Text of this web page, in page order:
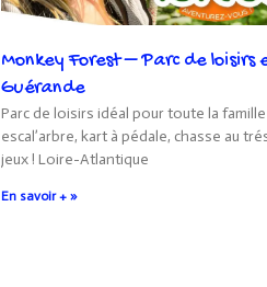
Monkey Forest – Parc de loisirs
Guérande
Parc de loisirs idéal pour toute la
escal’arbre, kart à pédale, chasse au
jeux ! Loire-Atlantique
En savoir + »